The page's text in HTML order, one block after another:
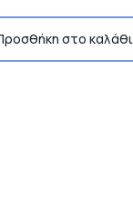
στο καλάθι